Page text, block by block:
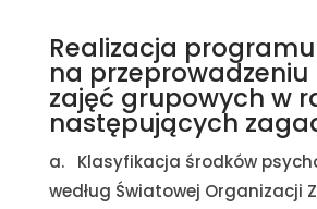
Realizacja
na przeprowadzeniu
zajęć grupowych w
następujących
a. Klasyfikacja środków
według Światowej Organizacji